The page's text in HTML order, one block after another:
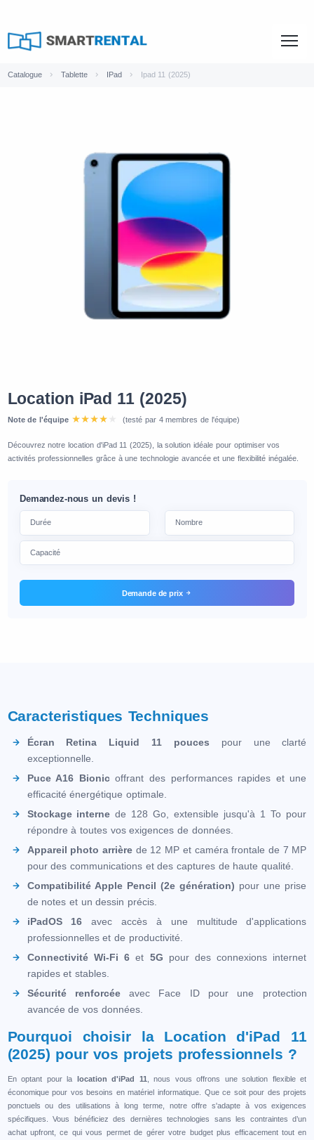
Catalogue Tablette IPad Ipad 11 (2025)
Location iPad 11 (2025)
Note de l'équipe (testé par 4 membres de l'équipe)
Découvrez notre location d'iPad 11 (2025), la solution idéale pour optimiser vos
activités professionnelles grâce à une technologie avancée et une flexibilité inégalée.
Demandez-nous un devis !
Demande de prix
Caracteristiques Techniques
Écran Retina Liquid 11 pouces pour une clarté
exceptionnelle.
Puce A16 Bionicoffrant des performances rapides et une
efficacité énergétique optimale.
Stockage interne de 128 Go, extensible jusqu'à 1 To pour
répondre à toutes vos exigences de données.
Appareil photo arrièrede 12 MP et caméra frontale de 7 MP
pour des communications et des captures de haute qualité.
Compatibilité Apple Pencil (2e génération) pour une prise
de notes et un dessin précis.
iPadOS 16 avec accès à une multitude d'applications
professionnelles et de productivité.
Connectivité Wi-Fi 6 et 5G pour des connexions internet
rapides et stables.
Sécurité renforcéeavec Face ID pour une protection
avancée de vos données.
Pourquoi choisir la Location d'iPad 11
(2025) pour vos projets professionnels ?
En optant pour la location d'iPad 11 , nous vous offrons une solution flexible et
économique pour vos besoins en matériel informatique. Que ce soit pour des projets
ponctuels ou des utilisations à long terme, notre offre s'adapte à vos exigences
spécifiques. Vous bénéficiez des dernières technologies sans les contraintes d’un
achat upfront, ce qui vous permet de gérer votre budget plus efficacement tout en